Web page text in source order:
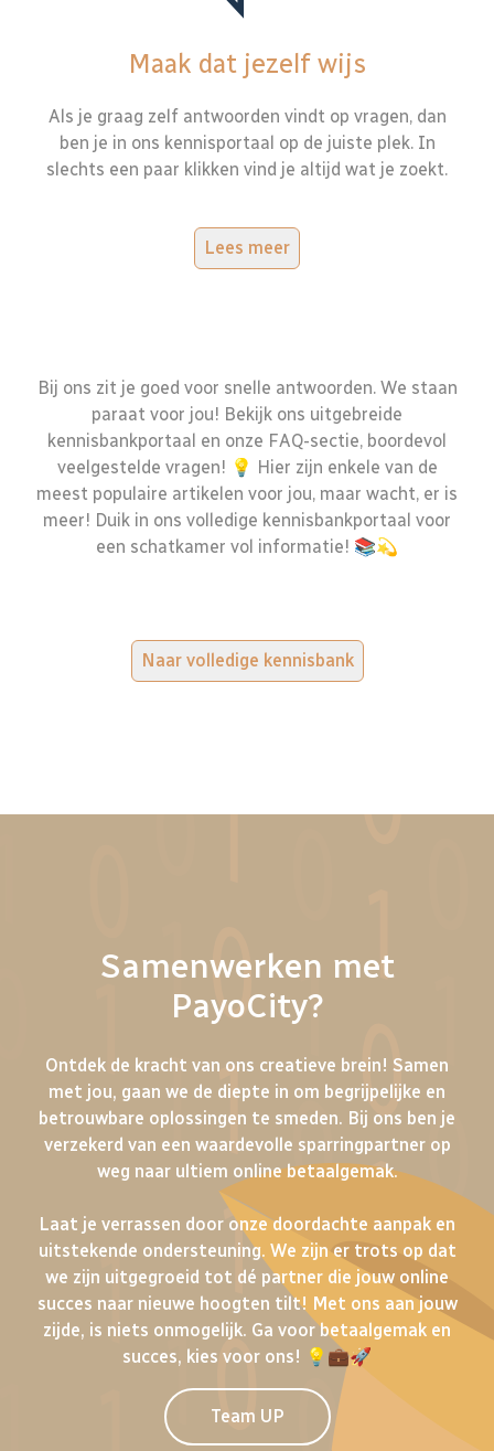
Maak dat jezelf wijs
Als je graag zelf antwoorden vindt op vragen, dan
ben je in ons kennisportaal op de juiste plek. In
slechts een paar klikken vind je altijd wat je zoekt.
Lees meer
Bij ons zit je goed voor snelle antwoorden. We staan
paraat voor jou! Bekijk ons uitgebreide
kennisbankportaal en onze FAQ-sectie, boordevol
veelgestelde vragen! 💡 Hier zijn enkele van de
meest populaire artikelen voor jou, maar wacht, er is
meer! Duik in ons volledige kennisbankportaal voor
een schatkamer vol informatie! 📚💫
Naar volledige kennisbank
Samenwerken met
PayoCity?
Ontdek de kracht van ons creatieve brein! Samen
met jou, gaan we de diepte in om begrijpelijke en
betrouwbare oplossingen te smeden. Bij ons ben je
verzekerd van een waardevolle sparringpartner op
weg naar ultiem online betaalgemak.
Laat je verrassen door onze doordachte aanpak en
uitstekende ondersteuning. We zijn er trots op dat
we zijn uitgegroeid tot dé partner die jouw online
succes naar nieuwe hoogten tilt! Met ons aan jouw
zijde, is niets onmogelijk. Ga voor betaalgemak en
succes, kies voor ons! 💡💼🚀
Team UP